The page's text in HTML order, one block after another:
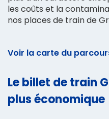
les coûts et la
nos places de train de
Voir la carte du
Le billet de train
plus économique